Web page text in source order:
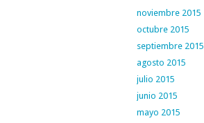
noviembre 2015
octubre 2015
septiembre 2015
agosto 2015
julio 2015
junio 2015
mayo 2015